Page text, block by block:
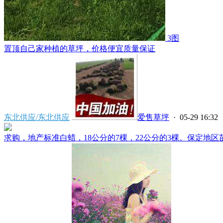
3图
置顶自己家种植的草坪，价格便宜质量保证
东北供应/东北供应 爱售草坪 · 05-29 16:32
求购，地产标准白蜡，18公分的7棵，22公分的3棵。保定地区